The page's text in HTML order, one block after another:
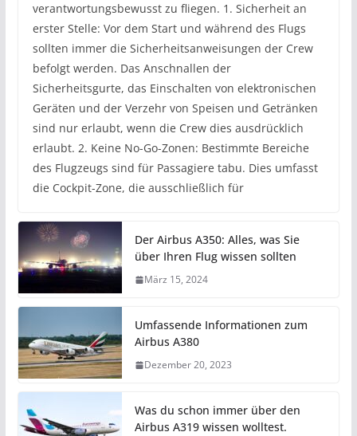
verantwortungsbewusst zu fliegen. 1. Sicherheit an
erster Stelle: Vor dem Start und während des Flugs
sollten immer die Sicherheitsanweisungen der Crew
befolgt werden. Das Anschnallen der
Sicherheitsgurte, das Einschalten von elektronischen
Geräten und der Verzehr von Speisen und Getränken
sind nur erlaubt, wenn die Crew dies ausdrücklich
erlaubt. 2. Keine No-Go-Zonen: Bestimmte Bereiche
des Flugzeugs sind für Passagiere tabu. Dies umfasst
die Cockpit-Zone, die ausschließlich für
Der Airbus A350: Alles, was Sie
über Ihren Flug wissen sollten
März 15, 2024
Umfassende Informationen zum
Airbus A380
Dezember 20, 2023
Was du schon immer über den
Airbus A319 wissen wolltest.